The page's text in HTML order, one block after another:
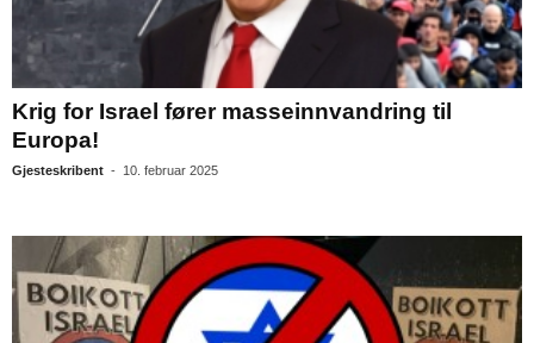
Krig for Israel fører masseinnvandring til
Europa!
Gjesteskribent - 10. februar 2025